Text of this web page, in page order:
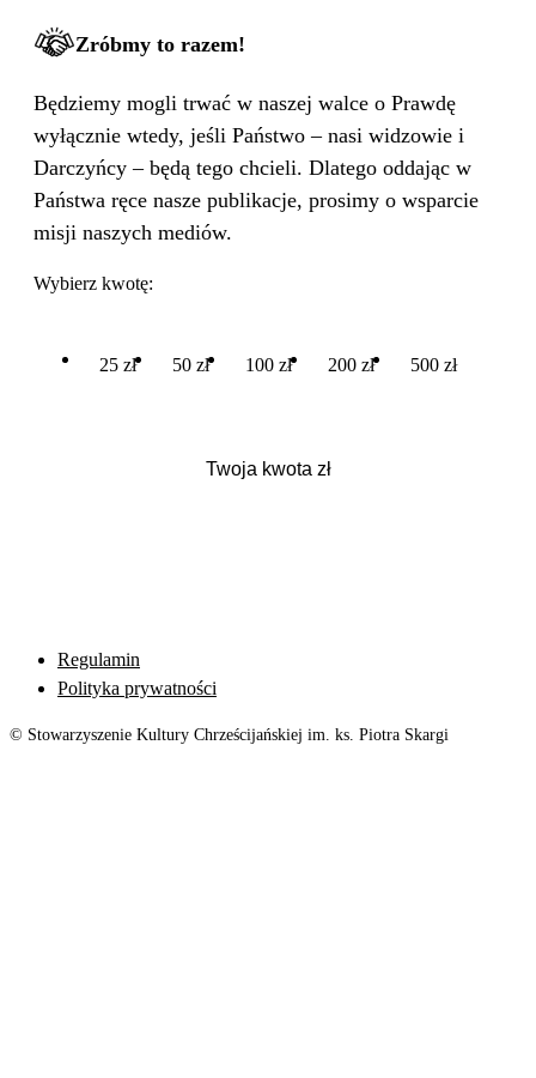
Zróbmy to razem!
Będziemy mogli trwać w naszej walce o Prawdę
wyłącznie wtedy, jeśli Państwo – nasi widzowie i
Darczyńcy – będą tego chcieli. Dlatego oddając w
Państwa ręce nasze publikacje, prosimy o wsparcie
misji naszych mediów.
Wybierz kwotę:
25 zł 50 zł 100 zł 200 zł 500 zł
Regulamin
Polityka prywatności
© Stowarzyszenie Kultury Chrześcijańskiej im. ks. Piotra Skargi